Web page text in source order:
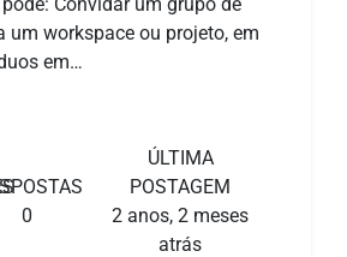
um workspace ou projeto, em
em…
0
ÚLTIMA
POSTAGEM
2 anos, 2 meses
atrás